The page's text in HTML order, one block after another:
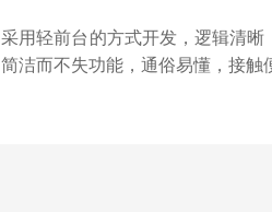
采用轻前台的方式开发，逻辑清晰
简洁而不失功能，通俗易懂，接触